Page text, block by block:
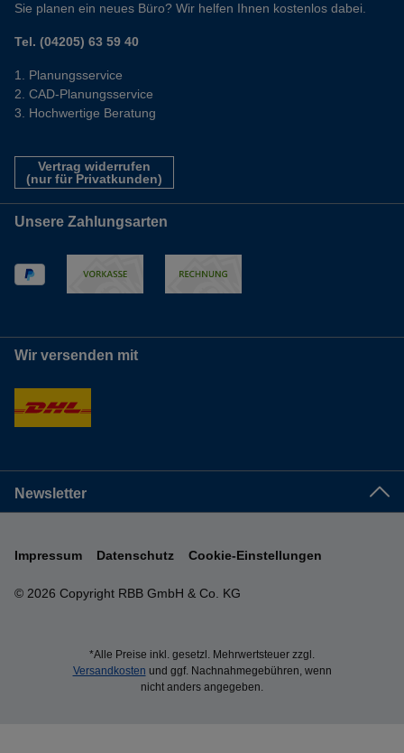
Sie planen ein neues Büro? Wir helfen Ihnen kostenlos dabei.
Tel. (04205) 63 59 40
Planungsservice
CAD-Planungsservice
Hochwertige Beratung
Vertrag widerrufen
(nur für Privatkunden)
Unsere Zahlungsarten
Wir versenden mit
Newsletter
© 2026 Copyright RBB GmbH & Co. KG
Impressum Datenschutz Cookie-Einstellungen
*Alle Preise inkl. gesetzl. Mehrwertsteuer zzgl.
Versandkosten und ggf. Nachnahmegebühren, wenn
nicht anders angegeben.